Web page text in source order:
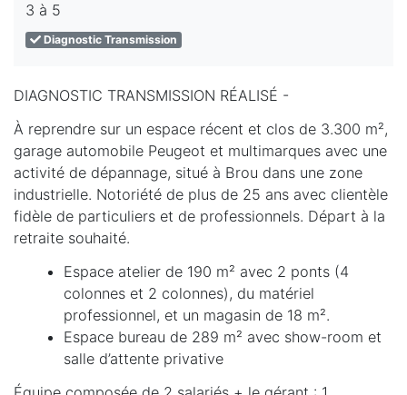
3 à 5
Diagnostic Transmission
DIAGNOSTIC TRANSMISSION RÉALISÉ -
À reprendre sur un espace récent et clos de 3.300 m²,
garage automobile Peugeot et multimarques avec une
activité de dépannage, situé à Brou dans une zone
industrielle. Notoriété de plus de 25 ans avec clientèle
fidèle de particuliers et de professionnels. Départ à la
retraite souhaité.
Espace atelier de 190 m² avec 2 ponts (4
colonnes et 2 colonnes), du matériel
professionnel, et un magasin de 18 m².
Espace bureau de 289 m² avec show-room et
salle d’attente privative